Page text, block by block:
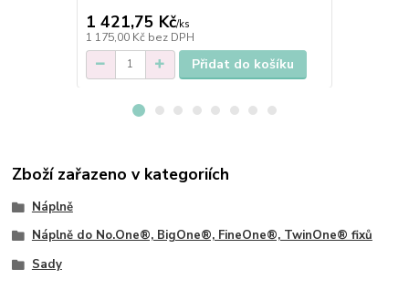
1 421,75 Kč/ks
1 175,00 Kč bez DPH
Přidat do košíku
Zboží zařazeno v kategoriích
Náplně
Náplně do No.One®, BigOne®, FineOne®, TwinOne® fixů
Sady